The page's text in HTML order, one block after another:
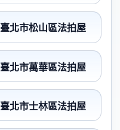
臺北市松山區法拍屋
臺北市萬華區法拍屋
臺北市士林區法拍屋